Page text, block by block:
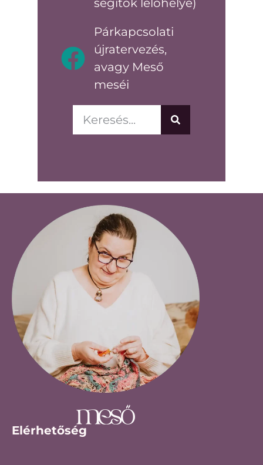
segítők lelőhelye)
Párkapcsolati
újratervezés,
avagy Meső
meséi
Elérhetőség